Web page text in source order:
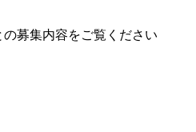
募集内容をご覧ください